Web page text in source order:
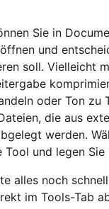
Sie in
und
soll. Vielleicht
oder Ton zu
die aus
werden.
Tool und legen Sie
alles noch
im Tools-Tab